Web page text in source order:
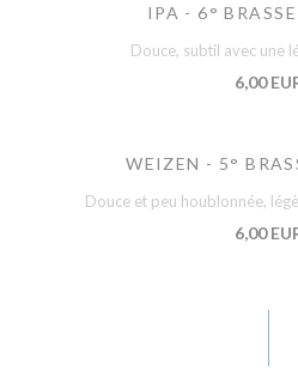
IPA - 6°
Douce, subtil avec une
6,00
WEIZEN - 5°
Douce et peu houblonnée,
6,00